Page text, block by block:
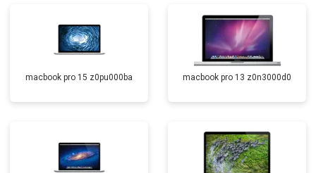
macbook pro 15 z0pu000ba macbook pro 13 z0n3000d0